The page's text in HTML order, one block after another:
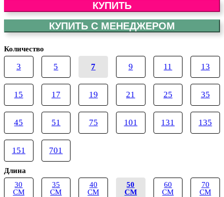
КУПИТЬ
КУПИТЬ С МЕНЕДЖЕРОМ
Количество
3 5 7 9 11 13
15 17 19 21 25 35
45 51 75 101 131 135
151 701
Длина
30
СМ
35
СМ
40
СМ
50
СМ
60
СМ
70
СМ